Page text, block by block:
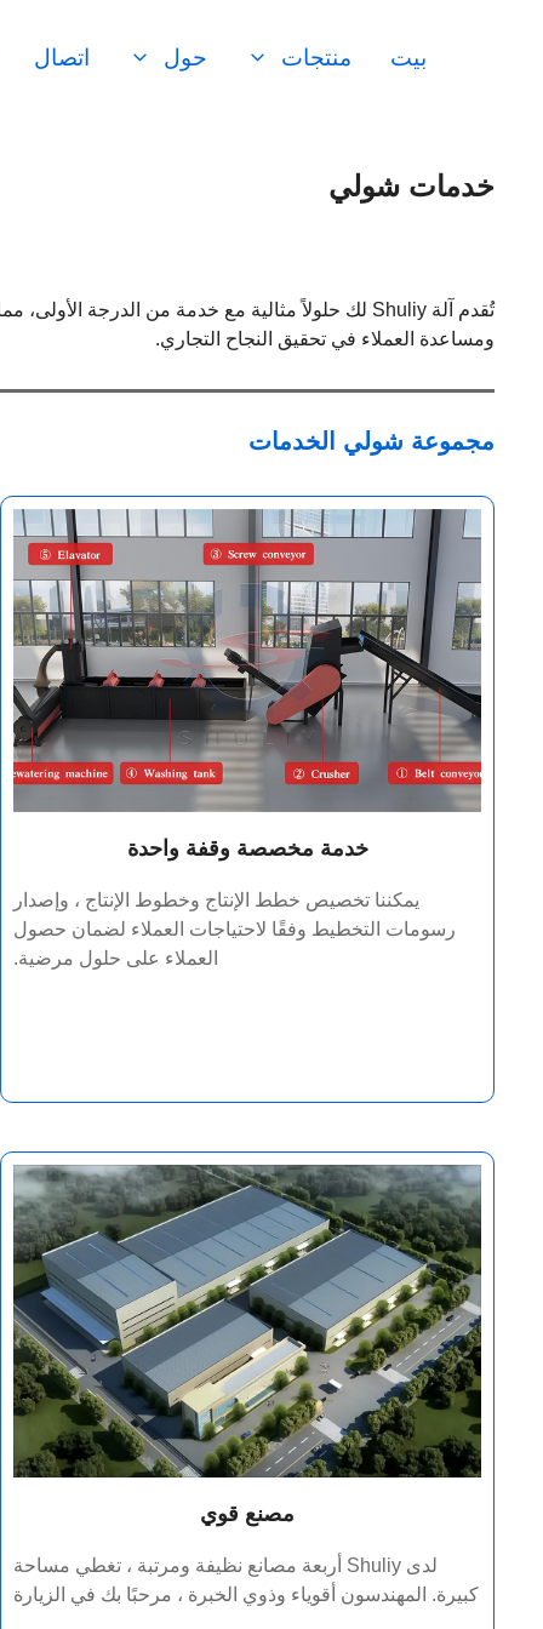
بيت منتجات حول اتصال
خدمات شولي
ومساعدة العملاء في تحقيق النجاح التجاري.
مجموعة شولي الخدمات
خدمة مخصصة وقفة واحدة
يمكننا تخصيص خطط الإنتاج وخطوط الإنتاج ، وإصدار
رسومات التخطيط وفقًا لاحتياجات العملاء لضمان حصول
العملاء على حلول مرضية.
مصنع قوي
لدى Shuliy أربعة مصانع نظيفة ومرتبة ، تغطي مساحة
كبيرة. المهندسون أقوياء وذوي الخبرة ، مرحبًا بك في الزيارة